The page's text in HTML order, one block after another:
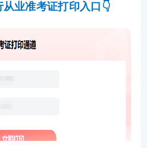
业准考证打印入口 👇